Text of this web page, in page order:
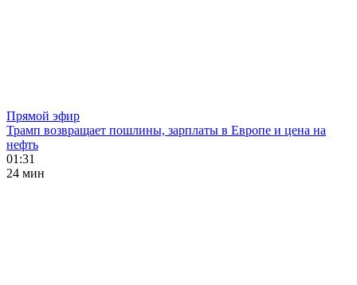
Прямой эфир
Трамп возвращает пошлины, зарплаты в Европе и цена на
нефть
01:31
24 мин